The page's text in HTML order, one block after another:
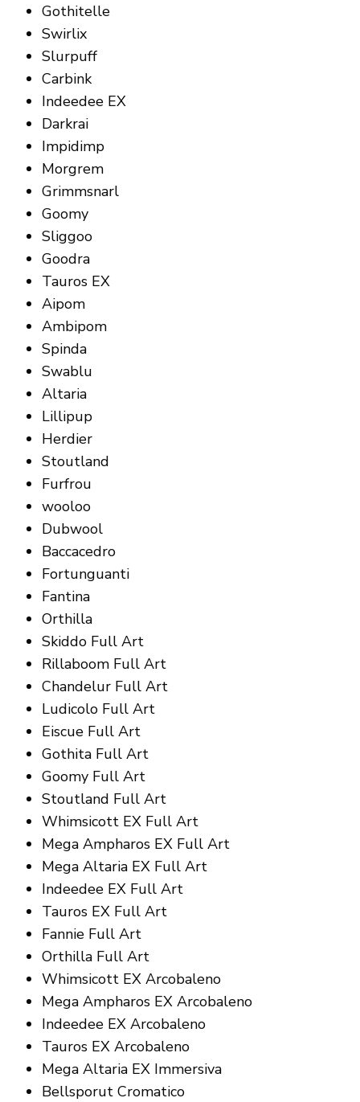
Gothitelle
Swirlix
Slurpuff
Carbink
Indeedee EX
Darkrai
Impidimp
Morgrem
Grimmsnarl
Goomy
Sliggoo
Goodra
Tauros EX
Aipom
Ambipom
Spinda
Swablu
Altaria
Lillipup
Herdier
Stoutland
Furfrou
wooloo
Dubwool
Baccacedro
Fortunguanti
Fantina
Orthilla
Skiddo Full Art
Rillaboom Full Art
Chandelur Full Art
Ludicolo Full Art
Eiscue Full Art
Gothita Full Art
Goomy Full Art
Stoutland Full Art
Whimsicott EX Full Art
Mega Ampharos EX Full Art
Mega Altaria EX Full Art
Indeedee EX Full Art
Tauros EX Full Art
Fannie Full Art
Orthilla Full Art
Whimsicott EX Arcobaleno
Mega Ampharos EX Arcobaleno
Indeedee EX Arcobaleno
Tauros EX Arcobaleno
Mega Altaria EX Immersiva
Bellsporut Cromatico